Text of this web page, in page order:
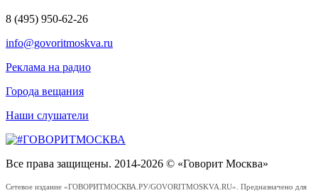
8 (495) 950-62-26
info@govoritmoskva.ru
Реклама на радио
Города вещания
Наши слушатели
Все права защищены. 2014-2026 © «Говорит Москва»
Сетевое издание «ГОВОРИТМОСКВА.РУ/GOVORITMOSKVA.RU». Предназначено для